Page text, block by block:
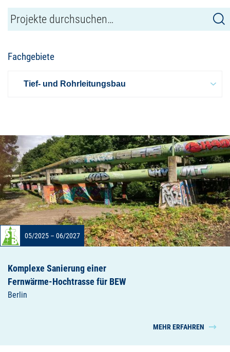
Fachgebiete
05/2025 – 06/2027
Komplexe Sanierung einer
Fernwärme-Hochtrasse für BEW
Berlin
MEHR ERFAHREN